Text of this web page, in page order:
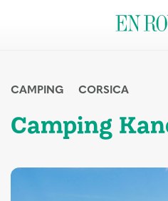
CAMPING CORSICA
Camping